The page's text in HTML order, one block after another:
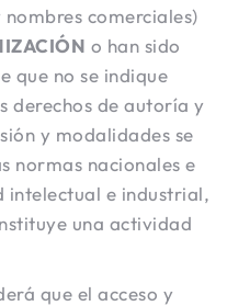
comerciales)
o han sido
que no se indique
derechos de autoría y
y modalidades se
normas nacionales e
intelectual e industrial,
una actividad
que el acceso y